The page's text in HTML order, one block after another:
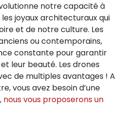
notre capacité à
joyaux architecturaux qui
et de notre culture. Les
ou contemporains,
constante pour garantir
leur beauté. Les drones
de multiples avantages ! A
vous avez besoin d’une
nous vous proposerons un